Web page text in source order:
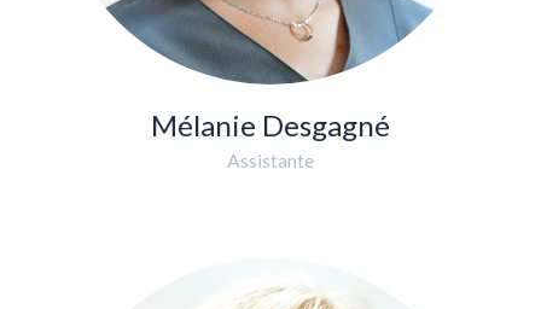
Mélanie Desgagné
Assistante